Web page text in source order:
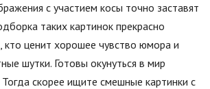
с участием косы точно заставят
таких картинок прекрасно
ценит хорошее чувство юмора и
шутки. Готовы окунуться в мир
скорее ищите смешные картинки с